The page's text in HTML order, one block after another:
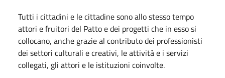
Tutti i cittadini e le cittadine sono allo stesso tempo
attori e fruitori del Patto e dei progetti che in esso si
collocano, anche grazie al contributo dei professionisti
dei settori culturali e creativi, le attività e i servizi
collegati, gli attori e le istituzioni coinvolte.